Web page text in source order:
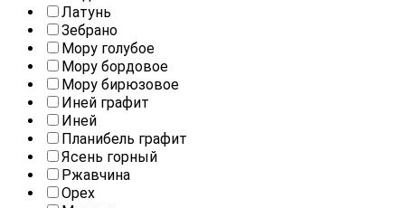
Латунь
Зебрано
Мору голубое
Мору бордовое
Мору бирюзовое
Иней графит
Иней
Планибель графит
Ясень горный
Ржавчина
Орех